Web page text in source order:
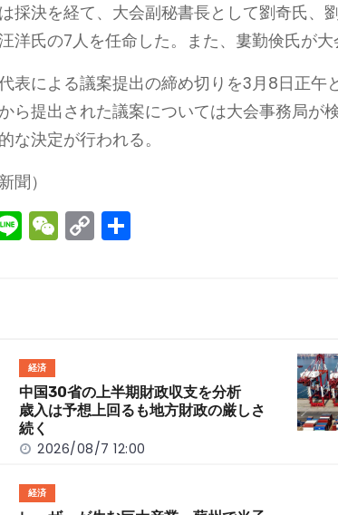
採決を経て、大会副秘書長として劉奇氏、
洋氏の7人を任命した。また、婁勤倹氏が大
表による議案提出の締め切りを3月8日正午
ら提出された議案については大会事務局が
な決定が行われる。
聞）
Li
n
W
e
C
o
k
経済
中国30省の上半期財政収支を分析
歳入は予想上回るも地方財政の厳しさ
続く
2026/08/7 12:00
経済